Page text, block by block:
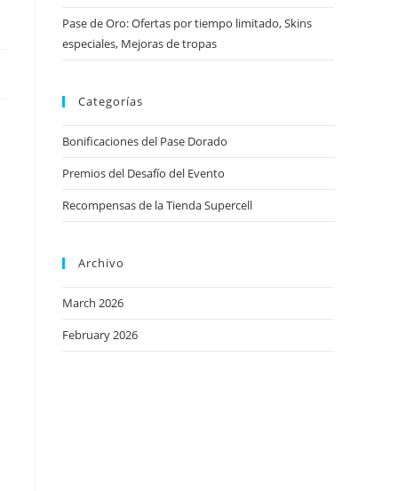
Pase de Oro: Ofertas por tiempo limitado, Skins
especiales, Mejoras de tropas
Categorías
Bonificaciones del Pase Dorado
Premios del Desafío del Evento
Recompensas de la Tienda Supercell
Archivo
March 2026
February 2026